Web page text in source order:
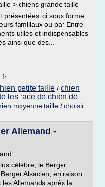
> chiens grande taille
présentées ici sous forme
familiaux ou par Entre
utiles et indispensables
ainsi que des...
petite taille / chien
les race de chien de
moyenne taille / choisir
Allemand -
célèbre, le Berger
Alsacien, en raison
Allemands après la